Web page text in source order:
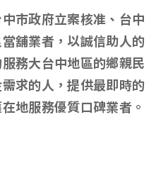
市政府立案核准、台中
舖業者，以誠信助人的
務大台中地區的鄉親民
求的人，提供最即時的
地服務優質口碑業者。